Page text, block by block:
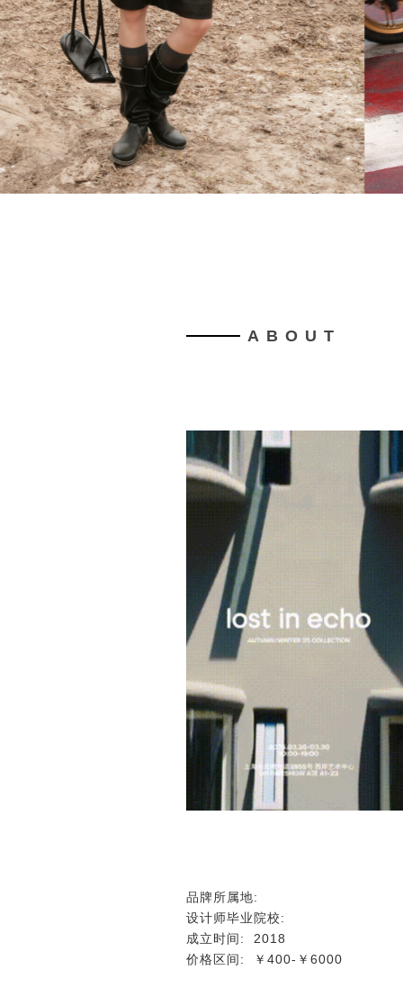
ABOUT
品牌所属地:
设计师毕业院校:
成立时间:
2018
价格区间:
￥400-￥6000